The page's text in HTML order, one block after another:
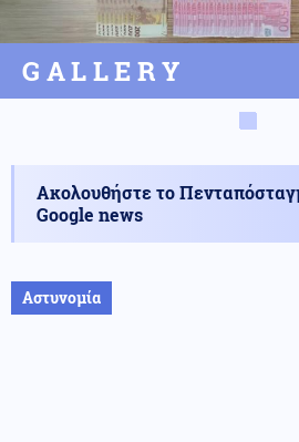
GALLERY
Ακολουθήστε το
Google news
Αστυνομία